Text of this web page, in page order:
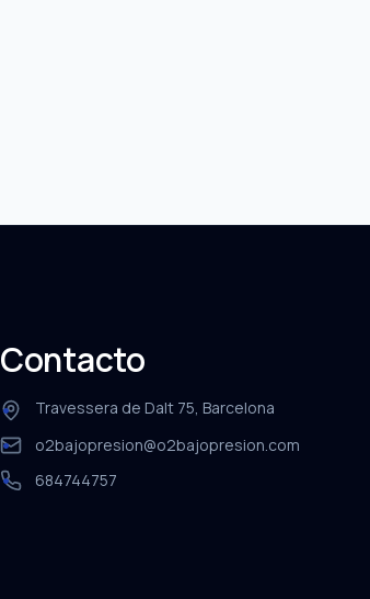
Contacto
Travessera de Dalt 75, Barcelona
o2bajopresion@o2bajopresion.com
684744757